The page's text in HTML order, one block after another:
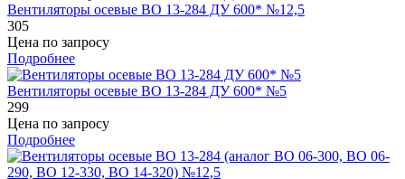
Вентиляторы осевые ВО 13-284 ДУ 600* №12,5
305
Цена по запросу
Подробнее
Вентиляторы осевые ВО 13-284 ДУ 600* №5
299
Цена по запросу
Подробнее